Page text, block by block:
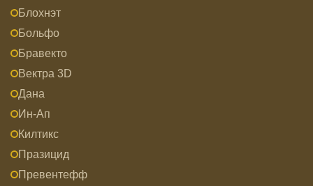
Блохнэт
Больфо
Бравекто
Вектра 3D
Дана
Ин-Ап
Килтикс
Празицид
Превентефф